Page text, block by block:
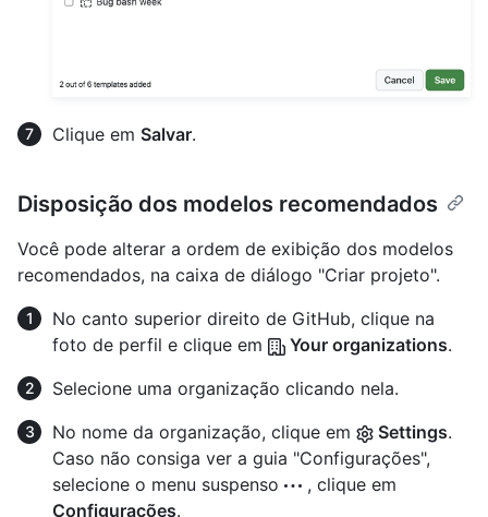
Clique em Salvar.
Disposição dos modelos recomendados
Você pode alterar a ordem de exibição dos modelos
recomendados, na caixa de diálogo "Criar projeto".
No canto superior direito de GitHub, clique na
foto de perfil e clique em
Your organizations.
Selecione uma organização clicando nela.
No nome da organização, clique em
Settings.
Caso não consiga ver a guia "Configurações",
selecione o menu suspenso
, clique em
Configurações.